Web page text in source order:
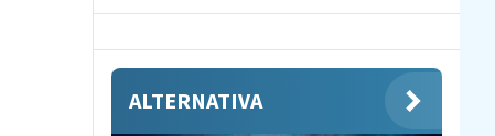
ALTERNATIVA